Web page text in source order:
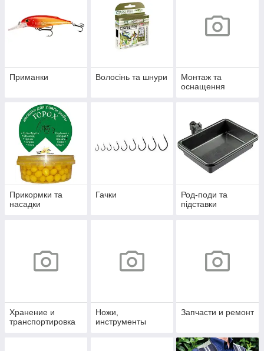
Приманки Волосінь та шнури
Монтаж та
оснащення
Прикормки та
насадки
Гачки
Род-поди та
підставки
Хранение и
транспортировка
Ножи,
инструменты
Запчасти и ремонт